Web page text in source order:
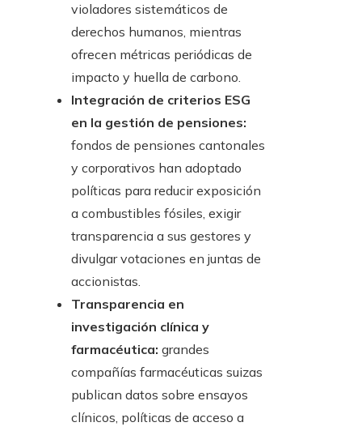
violadores sistemáticos de
derechos humanos, mientras
ofrecen métricas periódicas de
impacto y huella de carbono.
Integración de criterios ESG
en la gestión de pensiones:
fondos de pensiones cantonales
y corporativos han adoptado
políticas para reducir exposición
a combustibles fósiles, exigir
transparencia a sus gestores y
divulgar votaciones en juntas de
accionistas.
Transparencia en
investigación clínica y
farmacéutica: grandes
compañías farmacéuticas suizas
publican datos sobre ensayos
clínicos, políticas de acceso a